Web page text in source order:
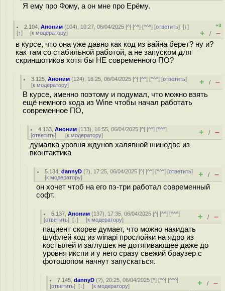
Я ему про Фому, а он мне про Ерёму.
2.104 ,Аноним (104), 10:27, 06/04/2025 [^] [^^] [^^^] [ответить][↓]
[↑] [к модератору]
+3
+ / –
в курсе, что она уже давно как код из вайна берет? ну и?
как там со стабильной работой, а не запуском для
скриншотиков хотя бы НЕ современного ПО?
3.125 ,Аноним (124), 16:25, 06/04/2025 [^] [^^] [^^^] [ответить]
[к модератору] + / –
В курсе, именно поэтому и подумал, что можно взять
ещё немного кода из Wine чтобы начал работать
современное ПО,
4.133 ,Аноним (133), 16:55, 06/04/2025 [^] [^^] [^^^]
[ответить] [к модератору] + / –
думалка уровня ждунов халявной шинодвс из
вконтактика
5.134 ,dannyD (?), 17:25, 06/04/2025 [^] [^^] [^^^] [ответить]
[к модератору] + / –
он хочет чтоб на его пэ-три работал современный
софт.
6.137 ,Аноним (137), 17:35, 06/04/2025 [^] [^^] [^^^]
[ответить] [↓] [к модератору] + / –
пациент скорее думает, что можно накидать
шуфлей код из winapi прослойки на ядро из
костылей и заглушек не дотягивающее даже до
уровня икспи и у него сразу свежий браузер с
фотошопом начнут запускаться.
7.145 ,dannyD (?), 20:25, 06/04/2025 [^] [^^] [^^^]
[ответить] [↓] [к модератору] + / –